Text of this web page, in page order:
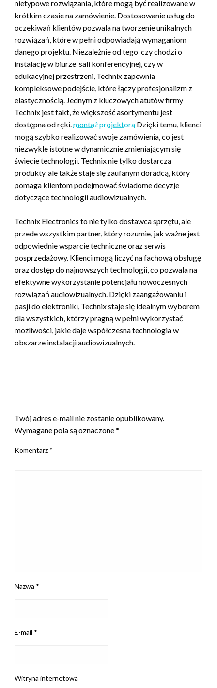
nietypowe rozwiązania, które mogą być realizowane w
krótkim czasie na zamówienie. Dostosowanie usług do
oczekiwań klientów pozwala na tworzenie unikalnych
rozwiązań, które w pełni odpowiadają wymaganiom
danego projektu. Niezależnie od tego, czy chodzi o
instalację w biurze, sali konferencyjnej, czy w
edukacyjnej przestrzeni, Technix zapewnia
kompleksowe podejście, które łączy profesjonalizm z
elastycznością. Jednym z kluczowych atutów firmy
Technix jest fakt, że większość asortymentu jest
dostępna od ręki. montaż projektora Dzięki temu, klienci
mogą szybko realizować swoje zamówienia, co jest
niezwykle istotne w dynamicznie zmieniającym się
świecie technologii. Technix nie tylko dostarcza
produkty, ale także staje się zaufanym doradcą, który
pomaga klientom podejmować świadome decyzje
dotyczące technologii audiowizualnych.
Technix Electronics to nie tylko dostawca sprzętu, ale
przede wszystkim partner, który rozumie, jak ważne jest
odpowiednie wsparcie techniczne oraz serwis
posprzedażowy. Klienci mogą liczyć na fachową obsługę
oraz dostęp do najnowszych technologii, co pozwala na
efektywne wykorzystanie potencjału nowoczesnych
rozwiązań audiowizualnych. Dzięki zaangażowaniu i
pasji do elektroniki, Technix staje się idealnym wyborem
dla wszystkich, którzy pragną w pełni wykorzystać
możliwości, jakie daje współczesna technologia w
obszarze instalacji audiowizualnych.
Twój adres e-mail nie zostanie opublikowany.
Wymagane pola są oznaczone*
Komentarz *
Nazwa *
E-mail *
Witryna internetowa